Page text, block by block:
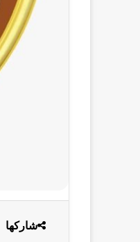
شاركها